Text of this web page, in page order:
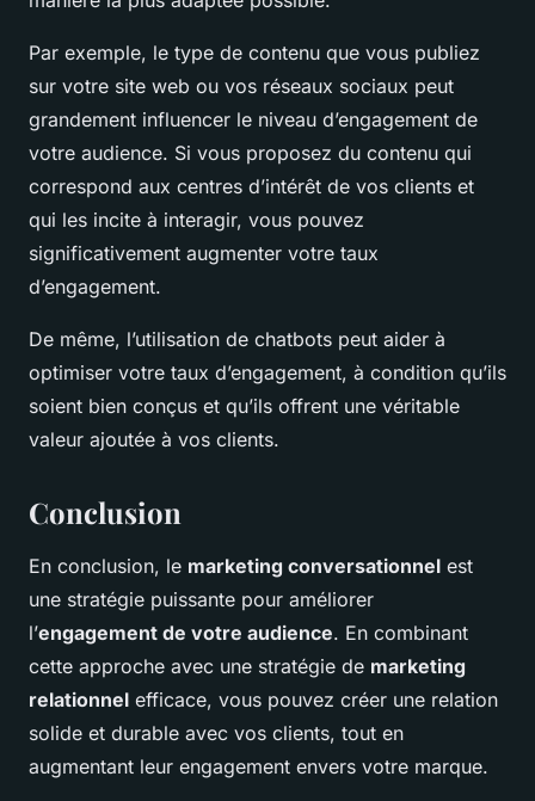
Par exemple, le type de contenu que vous publiez
sur votre site web ou vos réseaux sociaux peut
grandement influencer le niveau d’engagement de
votre audience. Si vous proposez du contenu qui
correspond aux centres d’intérêt de vos clients et
qui les incite à interagir, vous pouvez
significativement augmenter votre taux
d’engagement.
De même, l’utilisation de chatbots peut aider à
optimiser votre taux d’engagement, à condition qu’ils
soient bien conçus et qu’ils offrent une véritable
valeur ajoutée à vos clients.
Conclusion
En conclusion, le marketing conversationnel est
une stratégie puissante pour améliorer
l’engagement de votre audience. En combinant
cette approche avec une stratégie de marketing
relationnel efficace, vous pouvez créer une relation
solide et durable avec vos clients, tout en
augmentant leur engagement envers votre marque.